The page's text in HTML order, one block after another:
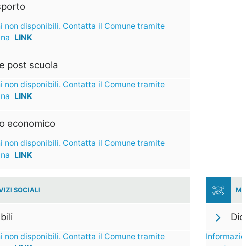
non disponibili. Contatta il Comune tramite
LINK
post scuola
non disponibili. Contatta il Comune tramite
LINK
economico
non disponibili. Contatta il Comune tramite
LINK
SOCIALI
non disponibili. Contatta il Comune tramite